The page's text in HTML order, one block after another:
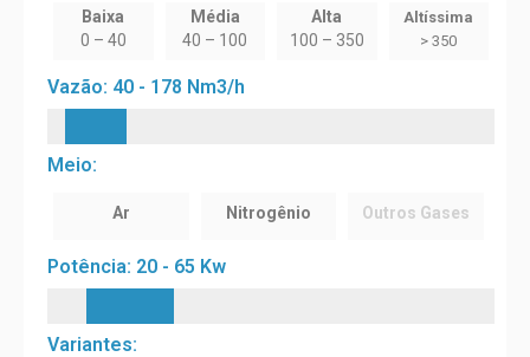
Baixa
0 – 40
Média
40 – 100
Alta
100 – 350
Altíssima
> 350
Vazão: 40 - 178 Nm3/h
Meio:
Ar Nitrogênio Outros Gases
Potência: 20 - 65 Kw
Variantes: